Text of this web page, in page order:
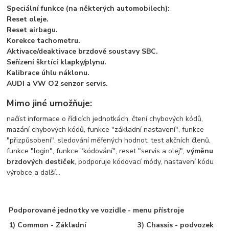
Speciální funkce (na některých automobilech):
Reset oleje.
Reset airbagu.
Korekce tachometru.
Aktivace/deaktivace brzdové soustavy SBC.
Seřízení škrtící klapky/plynu.
Kalibrace úhlu náklonu.
AUDI a VW O2 senzor servis.
Mimo jiné umožňuje:
načíst informace o řídicích jednotkách, čtení chybových kódů,
mazání chybových kódů, funkce "základní nastavení", funkce
"přizpůsobení", sledování měřených hodnot, test akčních členů,
funkce "login", funkce "kódování", reset "servis a olej",výměnu
brzdových destiček, podporuje kódovací módy, nastavení kódu
výrobce a další...
Podporované jednotky ve vozidle - menu přístroje
1) Common - Základní
3) Chassis - podvozek